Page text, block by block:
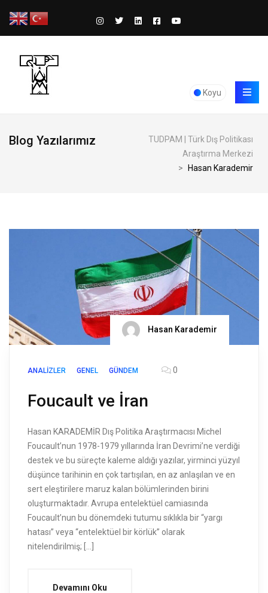
Koyu
Blog Yazılarımız
TUDPAM | Türk Dış Politikası
Araştırma Merkezi
>
Hasan Karademir
Hasan Karademir
ANALIZLER GENEL GÜNDEM 0
Foucault ve İran
Hasan KARADEMİR Dış Politika Araştırmacısı Michel
Foucault’nun 1978-1979 yıllarında İran Devrimi’ne verdiği
destek ve bu süreçte kaleme aldığı yazılar, yirminci yüzyıl
düşünce tarihinin en çok tartışılan, en az anlaşılan ve en
sert eleştirilere maruz kalan bölümlerinden birini
oluşturmaktadır. Avrupa entelektüel camiasında
Foucault’nun bu dönemdeki tutumu sıklıkla bir “yargı
hatası” veya “entelektüel bir körlük” olarak
nitelendirilmiş; […]
Devamını Oku